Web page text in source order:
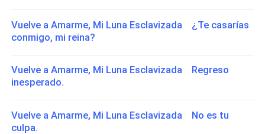
Vuelve a Amarme, Mi Luna Esclavizada ¿Te casarías
conmigo, mi reina?
Vuelve a Amarme, Mi Luna Esclavizada Regreso
inesperado.
Vuelve a Amarme, Mi Luna Esclavizada No es tu
culpa.